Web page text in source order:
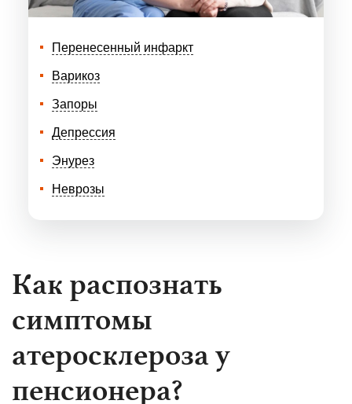
Перенесенный инфаркт
Варикоз
Запоры
Депрессия
Энурез
Неврозы
Как распознать
симптомы
атеросклероза у
пенсионера?